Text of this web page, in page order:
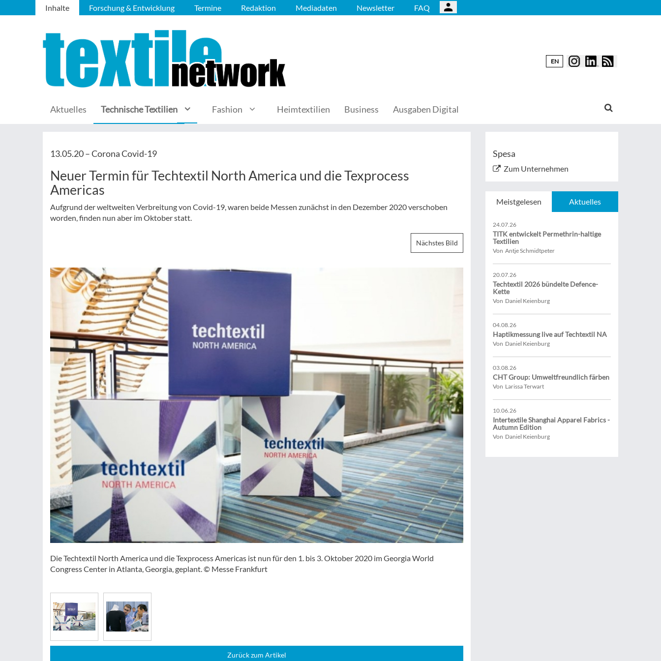
Inhalte Forschung & Entwicklung Termine Redaktion Mediadaten Newsletter FAQ
EN
Aktuelles Technische Textilien Fashion Heimtextilien Business Ausgaben Digital
13.05.20 –Corona Covid-19
Neuer Termin für Techtextil North America und die Texprocess
Americas
Aufgrund der weltweiten Verbreitung von Covid-19, waren beide Messen zunächst in den Dezember 2020 verschoben
worden, finden nun aber im Oktober statt.
Nächstes Bild
Die Techtextil North America und die Texprocess Americas ist nun für den 1. bis 3. Oktober 2020 im Georgia World
Congress Center in Atlanta, Georgia, geplant. © Messe Frankfurt
Zurück zum Artikel
Spesa
Zum Unternehmen
Meistgelesen Aktuelles
24.07.26
TITK entwickelt Permethrin-haltige
Textilien
Von Antje Schmidtpeter
20.07.26
Techtextil 2026 bündelte Defence-
Kette
Von Daniel Keienburg
04.08.26
Haptikmessung live auf Techtextil NA
Von Daniel Keienburg
03.08.26
CHT Group: Umweltfreundlich färben
Von Larissa Terwart
10.06.26
Intertextile Shanghai Apparel Fabrics -
Autumn Edition
Von Daniel Keienburg